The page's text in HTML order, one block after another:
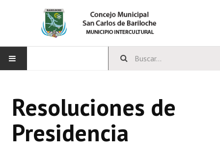
CONCEJO
Bloques Políticos
Resoluciones de
Presidencia